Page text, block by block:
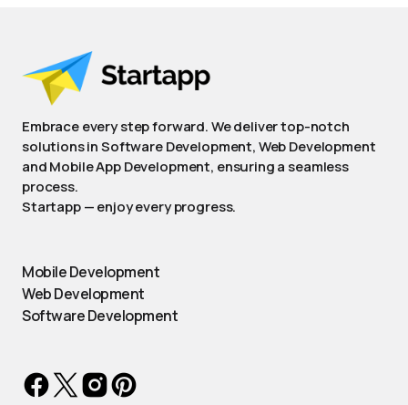
Embrace every step forward. We deliver top-notch
solutions in Software Development, Web Development
and Mobile App Development, ensuring a seamless
process.
Startapp — enjoy every progress.
Mobile Development
Web Development
Software Development